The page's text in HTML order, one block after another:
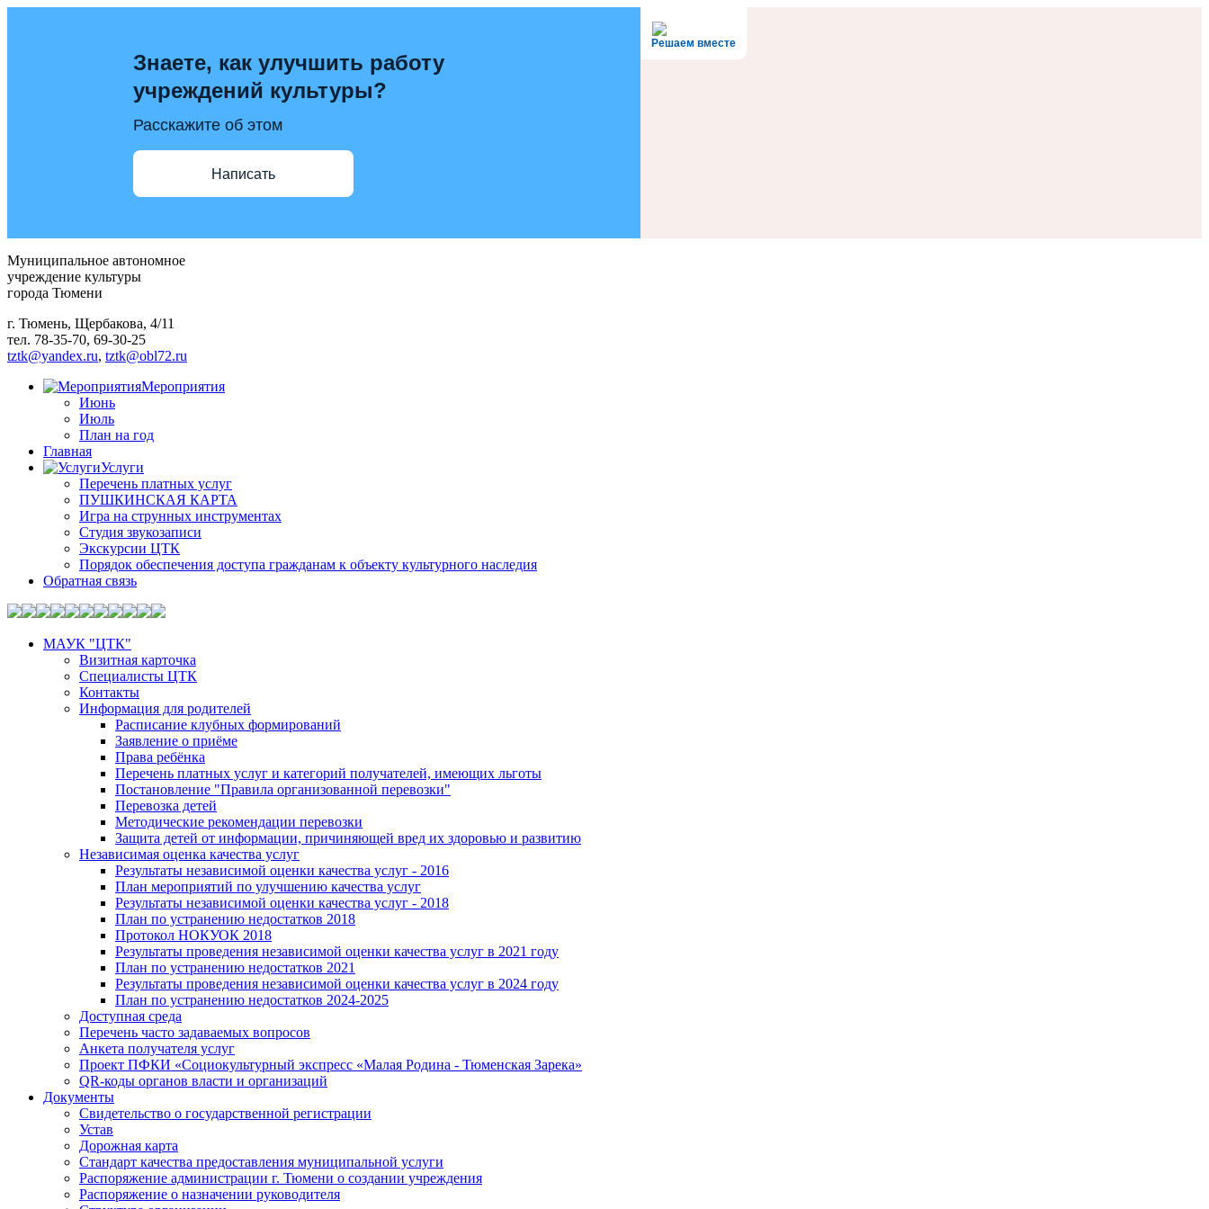
Решаем вместе
Знаете, как улучшить работу
учреждений культуры?
Расскажите об этом
Написать
Муниципальное автономное
учреждение культуры
города Тюмени
г. Тюмень, Щербакова, 4/11
тел. 78-35-70, 69-30-25
tztk@yandex.ru, tztk@obl72.ru
Мероприятия
Июнь
Июль
План на год
Главная
Услуги
Перечень платных услуг
ПУШКИНСКАЯ КАРТА
Игра на струнных инструментах
Студия звукозаписи
Экскурсии ЦТК
Порядок обеспечения доступа гражданам к объекту культурного наследия
Обратная связь
МАУК "ЦТК"
Визитная карточка
Специалисты ЦТК
Контакты
Информация для родителей
Расписание клубных формирований
Заявление о приёме
Права ребёнка
Перечень платных услуг и категорий получателей, имеющих льготы
Постановление "Правила организованной перевозки"
Перевозка детей
Методические рекомендации перевозки
Защита детей от информации, причиняющей вред их здоровью и развитию
Независимая оценка качества услуг
Результаты независимой оценки качества услуг - 2016
План мероприятий по улучшению качества услуг
Результаты независимой оценки качества услуг - 2018
План по устранению недостатков 2018
Протокол НОКУОК 2018
Результаты проведения независимой оценки качества услуг в 2021 году
План по устранению недостатков 2021
Результаты проведения независимой оценки качества услуг в 2024 году
План по устранению недостатков 2024-2025
Доступная среда
Перечень часто задаваемых вопросов
Анкета получателя услуг
Проект ПФКИ «Социокультурный экспресс «Малая Родина - Тюменская Зарека»
QR-коды органов власти и организаций
Документы
Свидетельство о государственной регистрации
Устав
Дорожная карта
Стандарт качества предоставления муниципальной услуги
Распоряжение администрации г. Тюмени о создании учреждения
Распоряжение о назначении руководителя